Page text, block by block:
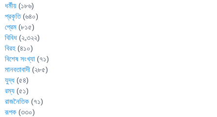
ধর্মীয় (১৮৬)
প্রকৃতি(৬৪০)
প্রেম (৮১৫)
বিবিধ (২,৩২২)
বিরহ (৪১০)
বিশেষ সংখ্যা (৭১)
মানবতাবাদী (২৮৫)
যুদ্ধ (৫৪)
রম্য (৫১)
রাজনৈতিক (৭১)
রূপক (৩৩০)